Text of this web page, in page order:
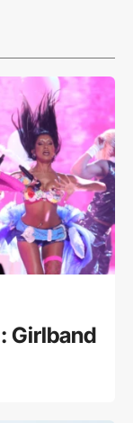
Girlband